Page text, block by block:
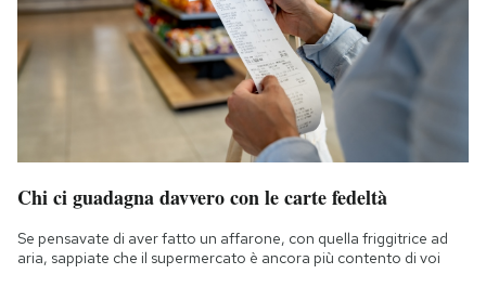
Chi ci guadagna davvero con le carte fedeltà
Se pensavate di aver fatto un affarone, con quella friggitrice ad
aria, sappiate che il supermercato è ancora più contento di voi